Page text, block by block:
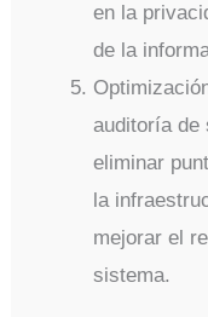
en la
de la
auditoría de
eliminar
la
mejorar el
sistema.